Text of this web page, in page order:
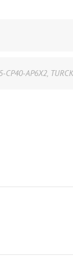
CP40-AP6X2,